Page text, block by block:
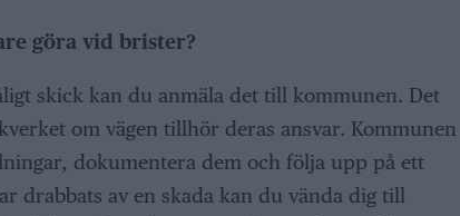
göra vid brister?
skick kan du anmäla det till kommunen. Det
om vägen tillhör deras ansvar. Kommunen
dokumentera dem och följa upp på ett
drabbats av en skada kan du vända dig till